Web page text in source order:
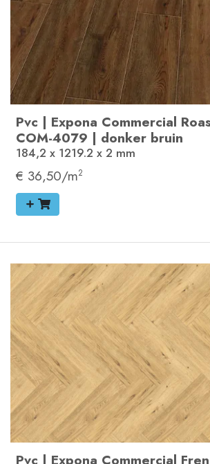
Pvc | Expona Commercial
COM-4079 | donker bruin
184,2 x 1219.2 x 2 mm
€ 36,50/m2